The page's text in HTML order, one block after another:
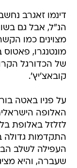
דינמו זאגרב
הנ"ל, אבל גם
מצוינים כמו
מונטנגרו, פאטוס
של הכדורגל
קובאצ'יץ'.
על פניו באטה
האלופה
לזלזל באלופת
התקדמות גדולה
העפילה לשלב
שעברה, והיא